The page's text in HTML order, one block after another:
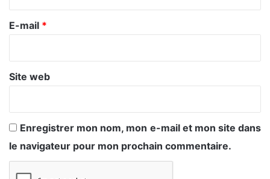
r
e
E-mail *
Site web
Enregistrer mon nom, mon e-mail et mon site dans
le navigateur pour mon prochain commentaire.